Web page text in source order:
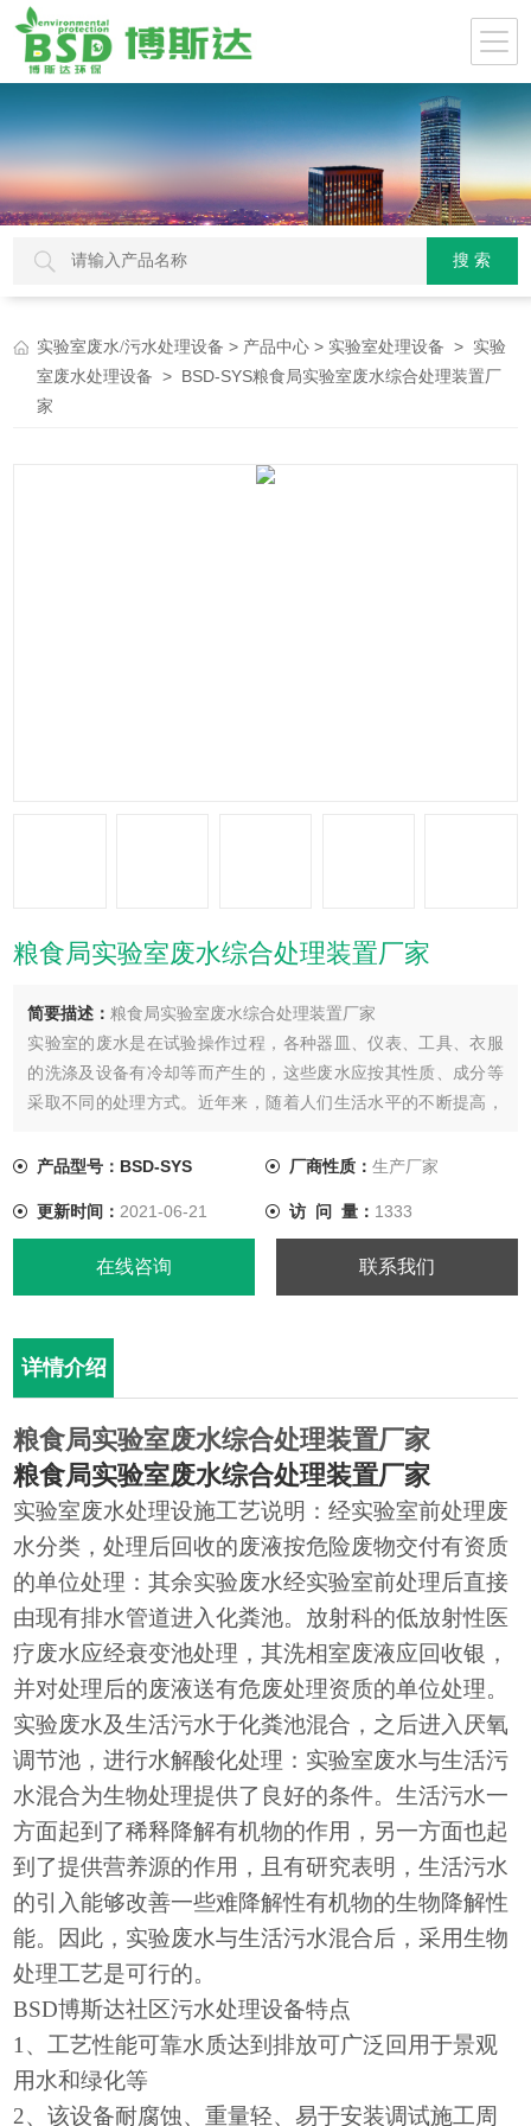
实验室废水/污水处理设备 > 产品中心 > 实验室处理设备 > 实验
室废水处理设备 > BSD-SYS粮食局实验室废水综合处理装置厂
家
粮食局实验室废水综合处理装置厂家
简要描述： 粮食局实验室废水综合处理装置厂家
实验室的废水是在试验操作过程，各种器皿、仪表、工具、衣服
的洗涤及设备有冷却等而产生的，这些废水应按其性质、成分等
采取不同的处理方式。近年来，随着人们生活水平的不断提高，
使人们看到CDC在保障人民健康中的重要性，从而促进了各地
产品型号：BSD-SYS 厂商性质： 生产厂家
更新时间： 2021-06-21 访 问 量： 1333
在线咨询 联系我们
详情介绍
粮食局实验室废水综合处理装置厂家
粮食局实验室废水综合处理装置厂家
实验室废水处理设施工艺说明：经实验室前处理废
水分类，处理后回收的废液按危险废物交付有资质
的单位处理：其余实验废水经实验室前处理后直接
由现有排水管道进入化粪池。放射科的低放射性医
疗废水应经衰变池处理，其洗相室废液应回收银，
并对处理后的废液送有危废处理资质的单位处理。
实验废水及生活污水于化粪池混合，之后进入厌氧
调节池，进行水解酸化处理：实验室废水与生活污
水混合为生物处理提供了良好的条件。生活污水一
方面起到了稀释降解有机物的作用，另一方面也起
到了提供营养源的作用，且有研究表明，生活污水
的引入能够改善一些难降解性有机物的生物降解性
能。因此，实验废水与生活污水混合后，采用生物
处理工艺是可行的。
BSD博斯达社区污水处理设备特点
1、工艺性能可靠水质达到排放可广泛回用于景观
用水和绿化等
2、该设备耐腐蚀、重量轻、易于安装调试施工周